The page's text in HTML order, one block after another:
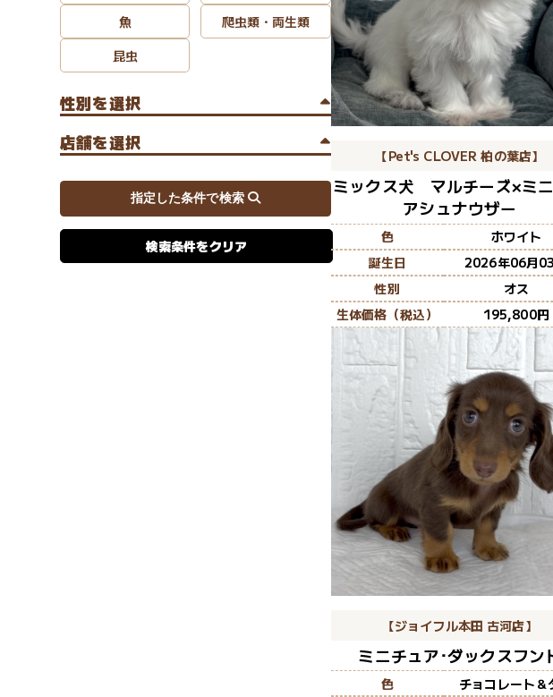
魚
爬虫類・両生類
昆虫
性別を選択
店舗を選択
検索条件をクリア
【Pet's CLOVER 柏の葉店】
ミックス犬 マルチーズ×ミ
アシュナウザー
色
ホワイト
誕生日
2026年06月
性別
オス
生体価格（税込）
195,800
【ジョイフル本田 古河店】
ミニチュア･ダックスフン
色
チョコレート＆